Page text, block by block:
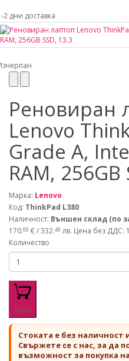
2 дни доставка
Реновиран
Lenovo
Grade A,
RAM, 256GB
Марка: Lenovo
Код: ThinkPad L380
Наличност: Външен склад (по
170.00 € / 332.49 лв. Цена без ДДС:
Количество
Купи
Стоката е без наличност
Свържете се с нас, за да
възможност за покупка